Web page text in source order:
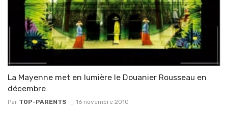
La Mayenne met en lumière le Douanier Rousseau en
décembre
Par TOP-PARENTS 16 novembre 2010